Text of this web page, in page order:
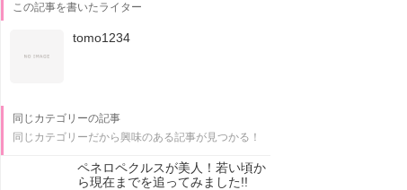
この記事を書いたライター
tomo1234
同じカテゴリーの記事
同じカテゴリーだから興味のある記事が見つかる！
ペネロペクルスが美人！若い頃か
ら現在までを追ってみました!!